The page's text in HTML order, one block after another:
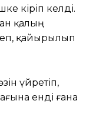
кіріп келді.
қалың
қайырылып
үйретіп,
енді ғана